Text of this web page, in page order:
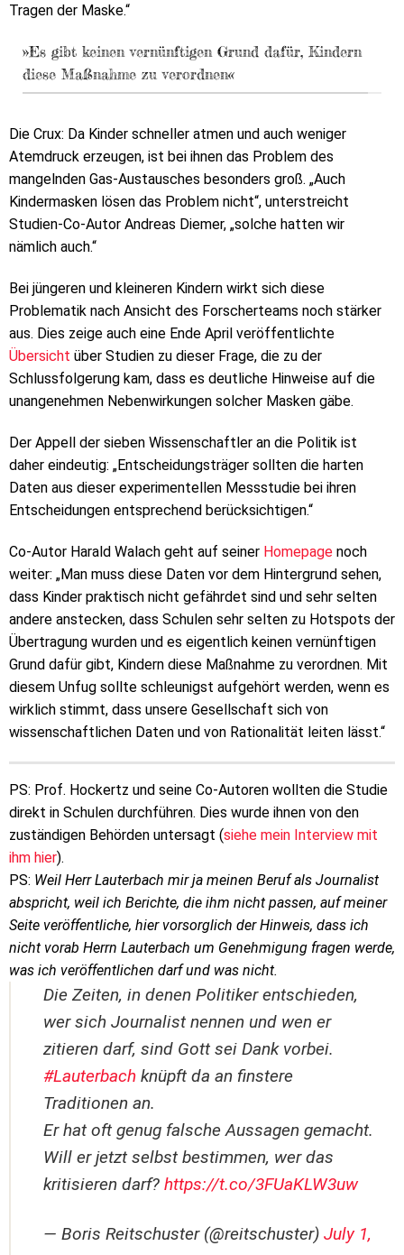
Tragen der Maske.“
»Es gibt keinen vernünftigen Grund dafür, Kindern
diese Maßnahme zu verordnen«
Die Crux: Da Kinder schneller atmen und auch weniger
Atemdruck erzeugen, ist bei ihnen das Problem des
mangelnden Gas-Austausches besonders groß. „Auch
Kindermasken lösen das Problem nicht“, unterstreicht
Studien-Co-Autor Andreas Diemer, „solche hatten wir
nämlich auch.“
Bei jüngeren und kleineren Kindern wirkt sich diese
Problematik nach Ansicht des Forscherteams noch stärker
aus. Dies zeige auch eine Ende April veröffentlichte
Übersicht über Studien zu dieser Frage, die zu der
Schlussfolgerung kam, dass es deutliche Hinweise auf die
unangenehmen Nebenwirkungen solcher Masken gäbe.
Der Appell der sieben Wissenschaftler an die Politik ist
daher eindeutig: „Entscheidungsträger sollten die harten
Daten aus dieser experimentellen Messstudie bei ihren
Entscheidungen entsprechend berücksichtigen.“
Co-Autor Harald Walach geht auf seiner Homepage noch
weiter: „Man muss diese Daten vor dem Hintergrund sehen,
dass Kinder praktisch nicht gefährdet sind und sehr selten
andere anstecken, dass Schulen sehr selten zu Hotspots der
Übertragung wurden und es eigentlich keinen vernünftigen
Grund dafür gibt, Kindern diese Maßnahme zu verordnen. Mit
diesem Unfug sollte schleunigst aufgehört werden, wenn es
wirklich stimmt, dass unsere Gesellschaft sich von
wissenschaftlichen Daten und von Rationalität leiten lässt.“
PS: Prof. Hockertz und seine Co-Autoren wollten die Studie
direkt in Schulen durchführen. Dies wurde ihnen von den
zuständigen Behörden untersagt (siehe mein Interview mit
ihm hier).
PS: Weil Herr Lauterbach mir ja meinen Beruf als Journalist
abspricht, weil ich Berichte, die ihm nicht passen, auf meiner
Seite veröffentliche, hier vorsorglich der Hinweis, dass ich
nicht vorab Herrn Lauterbach um Genehmigung fragen werde,
was ich veröffentlichen darf und was nicht.
Die Zeiten, in denen Politiker entschieden,
wer sich Journalist nennen und wen er
zitieren darf, sind Gott sei Dank vorbei.
#Lauterbach knüpft da an finstere
Traditionen an.
Er hat oft genug falsche Aussagen gemacht.
Will er jetzt selbst bestimmen, wer das
kritisieren darf? https://t.co/3FUaKLW3uw
— Boris Reitschuster (@reitschuster) July 1,